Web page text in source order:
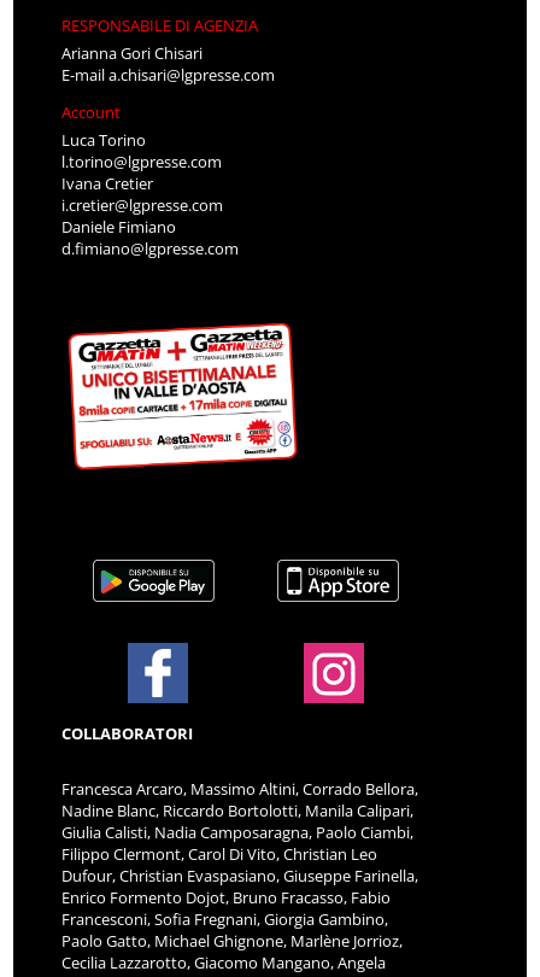
RESPONSABILE DI AGENZIA
Arianna Gori Chisari
E-maila.chisari@lgpresse.com
Account
Luca Torino
l.torino@lgpresse.com
Ivana Cretier
i.cretier@lgpresse.com
Daniele Fimiano
d.fimiano@lgpresse.com
COLLABORATORI
Francesca Arcaro, Massimo Altini, Corrado Bellora,
Nadine Blanc, Riccardo Bortolotti, Manila Calipari,
Giulia Calisti, Nadia Camposaragna, Paolo Ciambi,
Filippo Clermont, Carol Di Vito, Christian Leo
Dufour, Christian Evaspasiano, Giuseppe Farinella,
Enrico Formento Dojot, Bruno Fracasso, Fabio
Francesconi, Sofia Fregnani, Giorgia Gambino,
Paolo Gatto, Michael Ghignone, Marlène Jorrioz,
Cecilia Lazzarotto, Giacomo Mangano, Angela